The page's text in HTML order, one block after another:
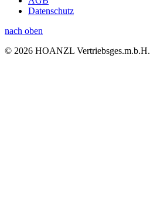
Datenschutz
nach oben
© 2026 HOANZL Vertriebsges.m.b.H.